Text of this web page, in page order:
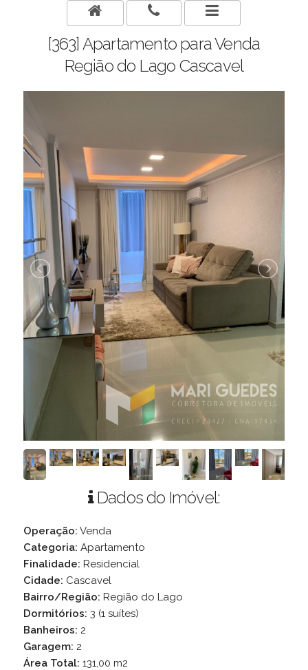
[363] Apartamento para Venda
Região do Lago Cascavel
Dados do Imóvel:
Operação: Venda
Categoria: Apartamento
Finalidade: Residencial
Cidade: Cascavel
Bairro/Região: Região do Lago
Dormitórios: 3 (1 suítes)
Banheiros: 2
Garagem: 2
Área Total: 131,00 m2